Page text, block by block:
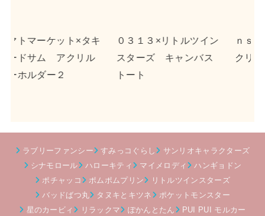
０３１３×リトルツイン
スターズ キャンバス
トート
ｎｓｎ×ポチャッコ ア
クリルキーホルダー２
ラブリーファンシー すみっコぐらし
サンリオキャラクターズ
シナモロール
ハローキティ マイメロディ
ハンギョドン
ポチャッコ
ポムポムプリン
リトルツインスターズ
バッドばつ丸
タヌキとキツネ
ポケットモンスター
星のカービィ
リラックマ ぽかんとたん PUI PUI モルカー